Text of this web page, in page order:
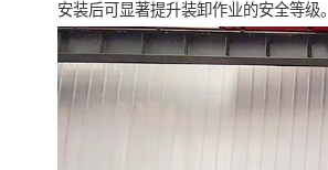
安装后可显著提升装卸作业的安全等级。